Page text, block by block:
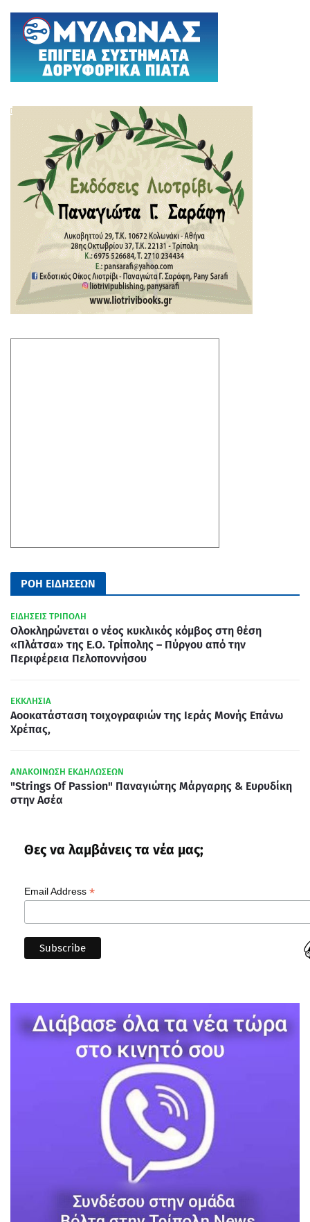
ΡΟΗ ΕΙΔΗΣΕΩΝ
ΕΙΔΗΣΕΙΣ ΤΡΙΠΟΛΗ
Ολοκληρώνεται ο νέος κυκλικός κόμβος στη θέση
«Πλάτσα» της Ε.Ο. Τρίπολης – Πύργου από την
Περιφέρεια Πελοποννήσου
ΕΚΚΛΗΣΙΑ
Αοοκατάσταση τοιχογραφιών της Ιεράς Μονής Επάνω
Χρέπας,
ΑΝΑΚΟΙΝΩΣΗ ΕΚΔΗΛΩΣΕΩΝ
"Strings Of Passion" Παναγιώτης Μάργαρης & Ευρυδίκη
στην Ασέα
Θες να λαμβάνεις τα νέα μας;
Email Address *